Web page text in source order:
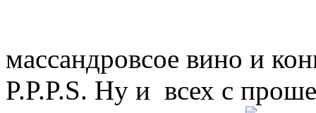
массандровсое вино и
P.P.P.S. Ну и всех с